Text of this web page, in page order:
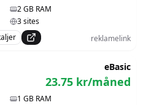
2GB RAM
3sites
reklamelink
eBasic
23.75 kr/måned
1 GB RAM